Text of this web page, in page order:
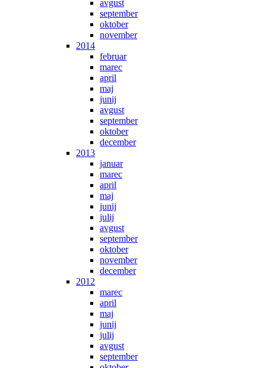
avgust
september
oktober
november
2014
februar
marec
april
maj
junij
avgust
september
oktober
december
2013
januar
marec
april
maj
junij
julij
avgust
september
oktober
november
december
2012
marec
april
maj
junij
julij
avgust
september